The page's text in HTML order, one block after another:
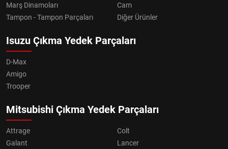
Marş Dinamoları
Cam
Tampon - Tampon Parçaları
Diğer Ürünler
Isuzu Çıkma Yedek Parçaları
D-Max
Amigo
Trooper
Mitsubishi Çıkma Yedek Parçaları
Attrage
Colt
Galant
Lancer